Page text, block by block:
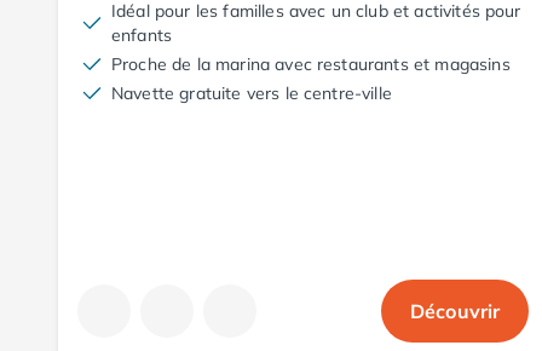
Camping Aude
Camping Gruissan
Camping Sigean
Idéal pour les familles avec un club et activités pour
enfants
Proche de la marina avec restaurants et magasins
Navette gratuite vers le centre-ville
Découvrir